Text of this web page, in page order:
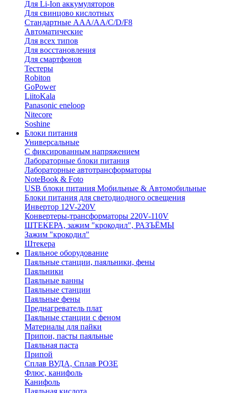
Для Li-Ion аккумуляторов
Для свинцово кислотных
Стандартные ААА/АА/С/D/F8
Автоматические
Для всех типов
Для восстановления
Для смартфонов
Тестеры
Robiton
GoPower
LiitoKala
Panasonic eneloop
Nitecore
Soshine
Блоки питания
Универсальные
C фиксированным напряжением
Лабораторные блоки питания
Лабораторные автотрансформаторы
NoteBook & Foto
USB блоки питания Мобильные & Автомобильные
Блоки питания для светодиодного освещения
Инвертор 12V-220V
Конвертеры-трансформаторы 220V-110V
ШТЕКЕРА, зажим "крокодил", РАЗЪЁМЫ
Зажим "крокодил"
Штекера
Паяльное оборудование
Паяльные станции, паяльники, фены
Паяльники
Паяльные ванны
Паяльные станции
Паяльные фены
Преднагреватель плат
Паяльные станции с феном
Материалы для пайки
Припои, пасты паяльные
Паяльная паста
Припой
Сплав ВУДА, Сплав РОЗЕ
Флюс, канифоль
Канифоль
Паяльная кислота